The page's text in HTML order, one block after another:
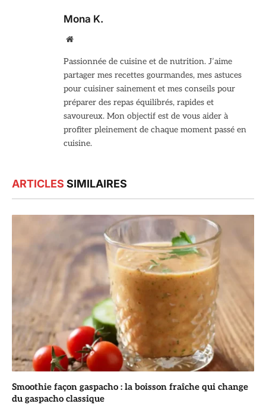
Mona K.
Site
Passionnée de cuisine et de nutrition. J’aime
partager mes recettes gourmandes, mes astuces
pour cuisiner sainement et mes conseils pour
préparer des repas équilibrés, rapides et
savoureux. Mon objectif est de vous aider à
profiter pleinement de chaque moment passé en
cuisine.
ARTICLES SIMILAIRES
Smoothie façon gaspacho : la boisson fraîche qui change
du gaspacho classique